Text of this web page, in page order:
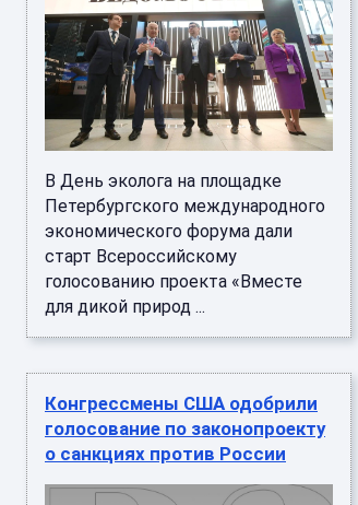
В День эколога на площадке
Петербургского международного
экономического форума дали
старт Всероссийскому
голосованию проекта «Вместе
для дикой природ ...
Конгрессмены США одобрили
голосование по законопроекту
о санкциях против России